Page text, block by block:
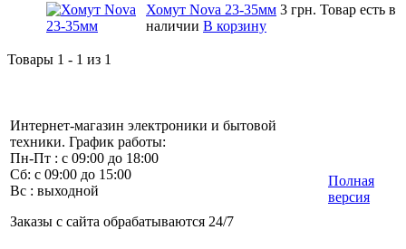
Хомут Nova 23-35мм 3 грн. Товар есть в
наличии В корзину
Товары 1 - 1 из 1
Интернет-магазин электроники и бытовой
техники. График работы:
Пн-Пт : с 09:00 до 18:00
Сб: с 09:00 до 15:00
Вс : выходной
Заказы с сайта обрабатываются 24/7
Полная
версия